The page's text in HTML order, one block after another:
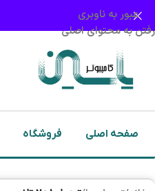
عبور به ناوبری
رفتن به محتوای اصلی
صفحه اصلی فروشگاه